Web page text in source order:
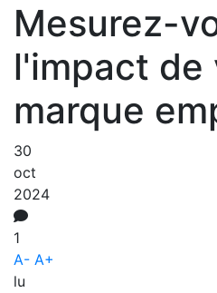
Mesurez-
l'impact de
marque
30
oct
2024
1
A- A+
lu